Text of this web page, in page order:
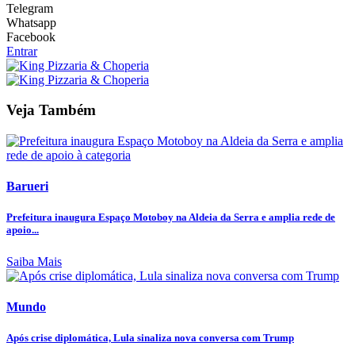
Telegram
Whatsapp
Facebook
Entrar
Veja Também
Barueri
Prefeitura inaugura Espaço Motoboy na Aldeia da Serra e amplia rede de
apoio...
Saiba Mais
Mundo
Após crise diplomática, Lula sinaliza nova conversa com Trump